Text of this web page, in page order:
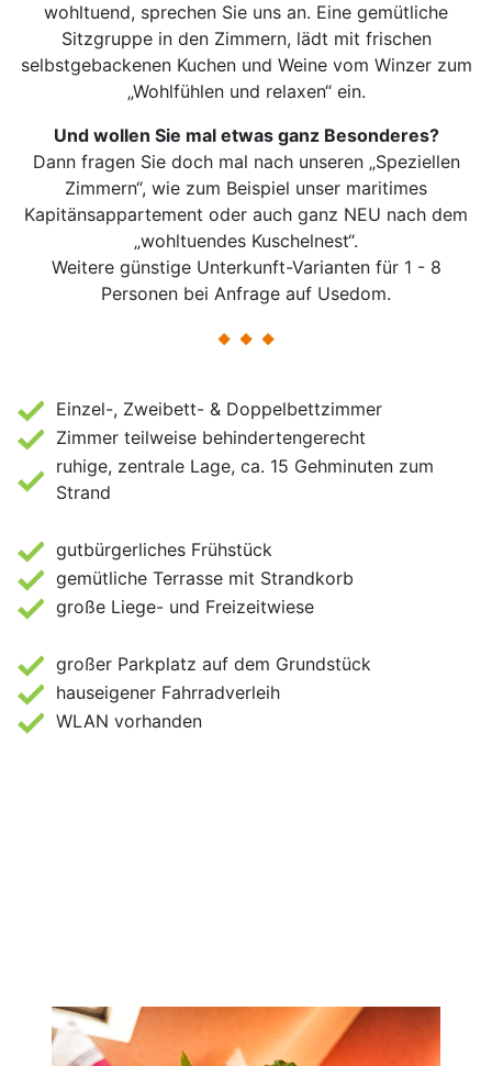
wohltuend, sprechen Sie uns an. Eine gemütliche
Sitzgruppe in den Zimmern, lädt mit frischen
selbstgebackenen Kuchen und Weine vom Winzer zum
„Wohlfühlen und relaxen“ ein.
Und wollen Sie mal etwas ganz Besonderes?
Dann fragen Sie doch mal nach unseren „Speziellen
Zimmern“, wie zum Beispiel unser maritimes
Kapitänsappartement oder auch ganz NEU nach dem
„wohltuendes Kuschelnest“.
Weitere günstige Unterkunft-Varianten für 1 - 8
Personen bei Anfrage auf Usedom.
Einzel-, Zweibett- & Doppelbettzimmer
Zimmer teilweise behindertengerecht
ruhige, zentrale Lage, ca. 15 Gehminuten zum
Strand
gutbürgerliches Frühstück
gemütliche Terrasse mit Strandkorb
große Liege- und Freizeitwiese
großer Parkplatz auf dem Grundstück
hauseigener Fahrradverleih
WLAN vorhanden